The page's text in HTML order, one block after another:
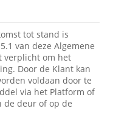
tot stand is
van deze Algemene
verplicht om het
Door de Klant kan
voldaan door te
via het Platform of
de deur of op de